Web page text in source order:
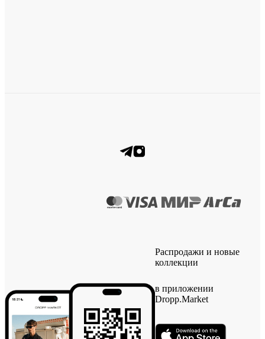
Распродажи и новые
коллекции
в приложении
Dropp.Market